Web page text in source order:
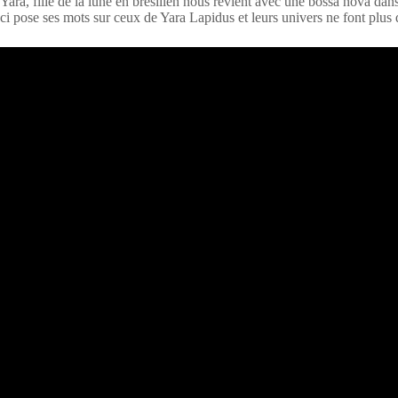
ci pose ses mots sur ceux de Yara Lapidus et leurs univers ne font plus